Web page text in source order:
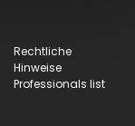
Rechtliche
Hinweise
Professionals list